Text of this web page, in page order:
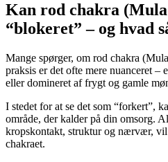
Kan rod chakra
“blokeret” – og hvad
Mange spørger, om rod chakra
praksis er det ofte mere nuanceret –
eller domineret af frygt og gamle
I stedet for at se det som “forkert”,
område, der kalder på din omsorg.
kropskontakt, struktur og nærvær, vil
chakraet.